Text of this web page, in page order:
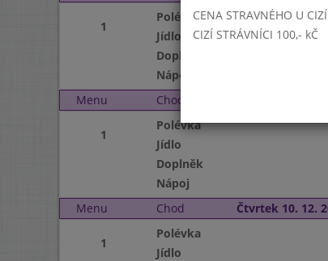
1
Polévka
Jídlo
Doplněk
Nápoj
Menu
Chod
1
Polévka
Jídlo
Doplněk
Nápoj
Menu
Chod Čtvrtek 10. 12.
1
Polévka
Jídlo
CENA STRAVNÉHO U
CIZÍ STRÁVNÍCI 100,- kČ